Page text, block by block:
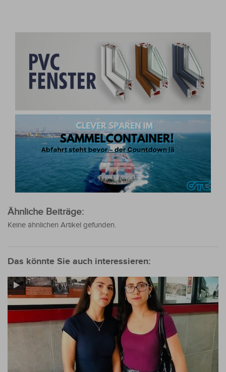
Ähnliche Beiträge:
Keine ähnlichen Artikel gefunden.
Das könnte Sie auch interessieren: